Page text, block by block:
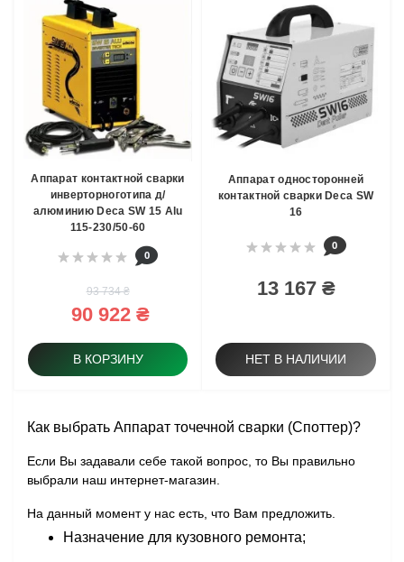
Аппарат контактной сварки
инверторноготипа д/
алюминию Deca SW 15 Alu
115-230/50-60
0
93 734 ₴
90 922 ₴
В КОРЗИНУ
Аппарат односторонней
контактной сварки Deca SW
16
0
13 167 ₴
НЕТ В НАЛИЧИИ
Как выбрать Аппарат точечной сварки (Споттер)?
Если Вы задавали себе такой вопрос, то Вы правильно
выбрали наш интернет-магазин.
На данный момент у нас есть, что Вам предложить.
Назначение для кузовного ремонта;